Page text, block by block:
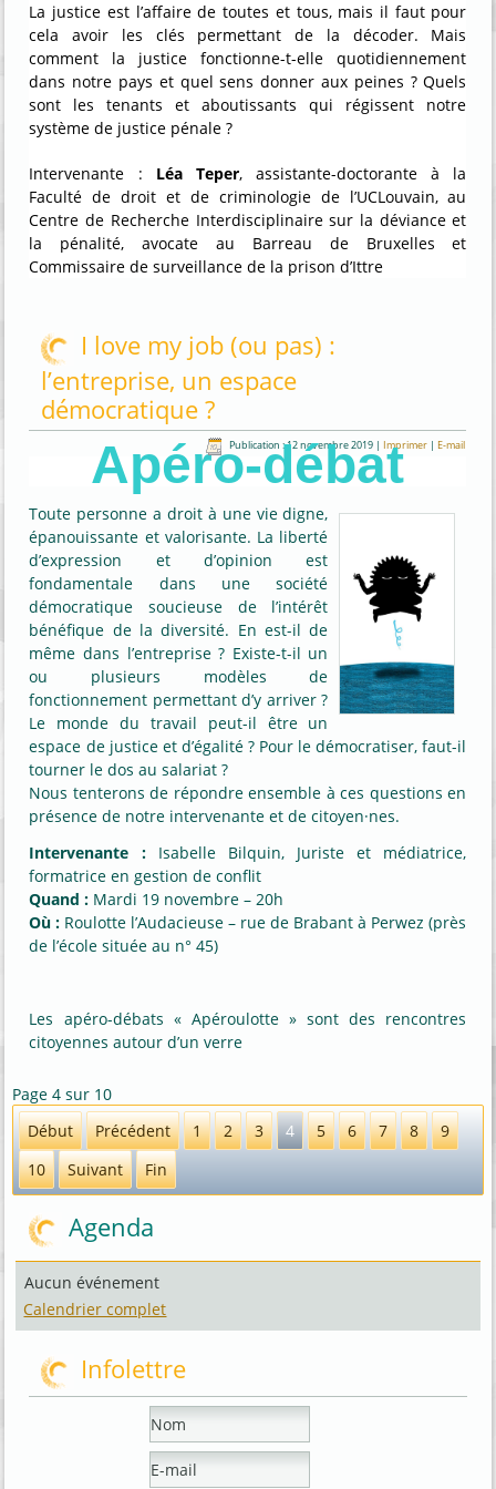
La justice est l’affaire de toutes et tous, mais il faut pour
cela avoir les clés permettant de la décoder. Mais
comment la justice fonctionne-t-elle quotidiennement
dans notre pays et quel sens donner aux peines ? Quels
sont les tenants et aboutissants qui régissent notre
système de justice pénale ?
Intervenante : Léa Teper, assistante-doctorante à la
Faculté de droit et de criminologie de l’UCLouvain, au
Centre de Recherche Interdisciplinaire sur la déviance et
la pénalité, avocate au Barreau de Bruxelles et
Commissaire de surveillance de la prison d’Ittre
I love my job (ou pas) :
l’entreprise, un espace
démocratique ?
Publication : 12 novembre 2019 |Imprimer |E-mail
Apéro-débat
Toute personne a droit à une vie digne,
épanouissante et valorisante. La liberté
d’expression et d’opinion est
fondamentale dans une société
démocratique soucieuse de l’intérêt
bénéfique de la diversité. En est-il de
même dans l’entreprise ? Existe-t-il un
ou plusieurs modèles de
fonctionnement permettant d’y arriver ?
Le monde du travail peut-il être un
espace de justice et d’égalité ? Pour le démocratiser, faut-il
tourner le dos au salariat ?
Nous tenterons de répondre ensemble à ces questions en
présence de notre intervenante et de citoyen·nes.
Intervenante : Isabelle Bilquin, Juriste et médiatrice,
formatrice en gestion de conflit
Quand : Mardi 19 novembre – 20h
Où : Roulotte l’Audacieuse – rue de Brabant à Perwez (près
de l’école située au n° 45)
Les apéro-débats « Apéroulotte » sont des rencontres
citoyennes autour d’un verre
Page 4 sur 10
Début
Précédent 1 2 3 4 5 6 7 8
9
10
Suivant Fin
Agenda
Aucun événement
Calendrier complet
Infolettre